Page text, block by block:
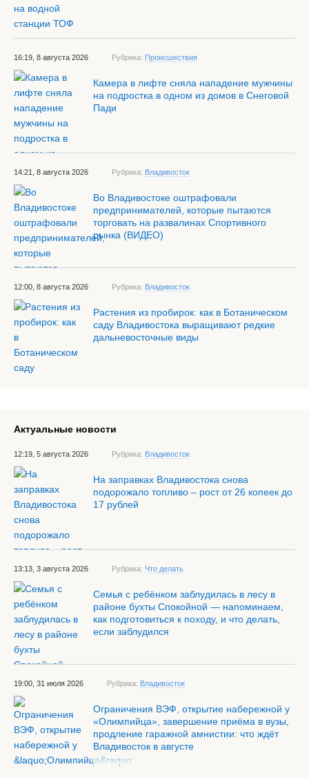
16:19, 8 августа 2026 Рубрика: Происшествия
Камера в лифте сняла нападение мужчины
на подростка в одном из домов в Снеговой
Пади
14:21, 8 августа 2026 Рубрика: Владивосток
Во Владивостоке оштрафовали
предпринимателей, которые пытаются
торговать на развалинах Спортивного
рынка (ВИДЕО)
12:00, 8 августа 2026 Рубрика: Владивосток
Растения из пробирок: как в Ботаническом
саду Владивостока выращивают редкие
дальневосточные виды
Актуальные новости
12:19, 5 августа 2026 Рубрика: Владивосток
На заправках Владивостока снова
подорожало топливо – рост от 26 копеек до
17 рублей
13:13, 3 августа 2026 Рубрика: Что делать
Семья с ребёнком заблудилась в лесу в
районе бухты Спокойной — напоминаем,
как подготовиться к походу, и что делать,
если заблудился
19:00, 31 июля 2026 Рубрика: Владивосток
Ограничения ВЭФ, открытие набережной у
«Олимпийца», завершение приёма в вузы,
продление гаражной амнистии: что ждёт
Владивосток в августе